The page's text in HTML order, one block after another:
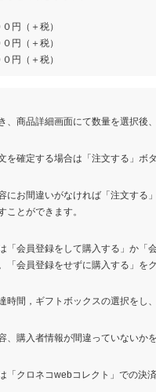
（＋税）
＋税）
（＋税）
、商品詳細画面にて数量を選択後
を確定する場合は「注文する」ボ
にお間違いがなければ「注文する
ことができます。
「会員登録をして購入する」か「
「会員登録をせずに購入する」を
時間，ギフトボックスの選択をし
、購入者情報が間違っていないか
「クロネコwebコレクト」での決